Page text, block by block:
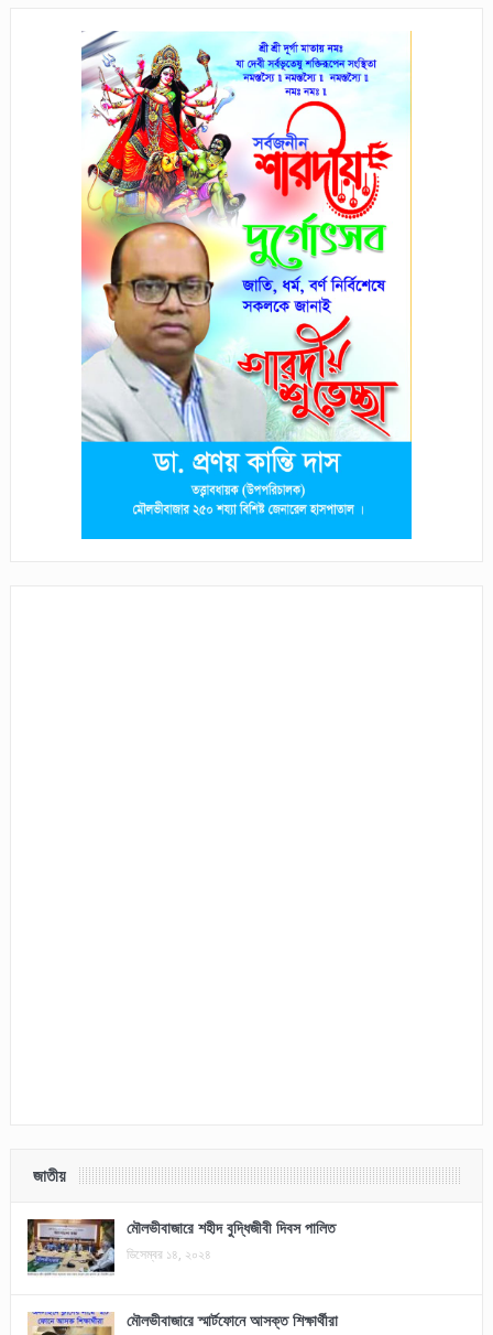
জাতীয়
মৌলভীবাজারে শহীদ বুদ্ধিজীবী দিবস পালিত
ডিসেম্বর ১৪, ২০২৪
মৌলভীবাজারে স্মার্টফোনে আসক্ত শিক্ষার্থীরা